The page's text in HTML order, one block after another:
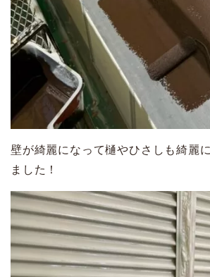
壁が綺麗になって樋やひさしも綺麗
ました！